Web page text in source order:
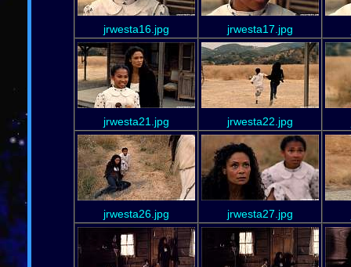
jrwesta16.jpg jrwesta17.jpg
jrwesta21.jpg jrwesta22.jpg
jrwesta26.jpg jrwesta27.jpg